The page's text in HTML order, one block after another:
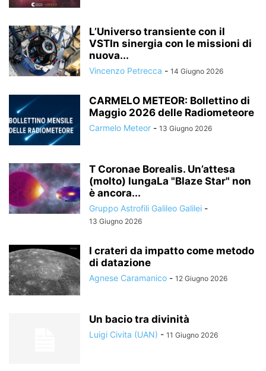
L’Universo transiente con il
VSTIn sinergia con le missioni di
nuova...
Vincenzo Petrecca - 14 Giugno 2026
CARMELO METEOR: Bollettino di
Maggio 2026 delle Radiometeore
Carmelo Meteor - 13 Giugno 2026
T Coronae Borealis. Un’attesa
(molto) lungaLa "Blaze Star" non
è ancora...
Gruppo Astrofili Galileo Galilei -
13 Giugno 2026
I crateri da impatto come metodo
di datazione
Agnese Caramanico - 12 Giugno 2026
Un bacio tra divinità
Luigi Civita (UAN) - 11 Giugno 2026